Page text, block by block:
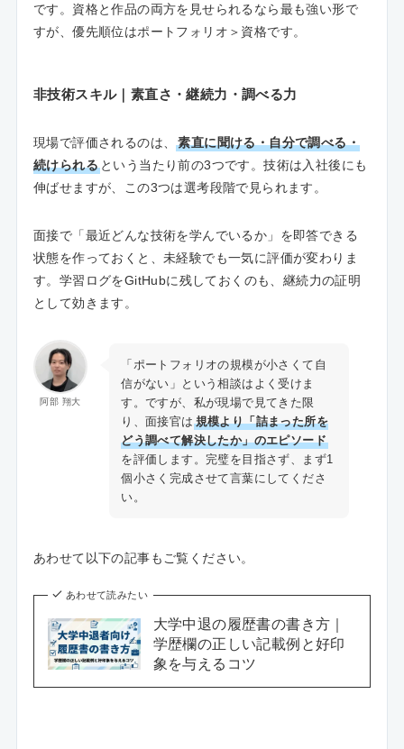
です。資格と作品の両方を見せられるなら最も強い形で
すが、優先順位はポートフォリオ＞資格です。
非技術スキル｜素直さ・継続力・調べる力
現場で評価されるのは、素直に聞ける・自分で調べる・
続けられるという当たり前の3つです。技術は入社後にも
伸ばせますが、この3つは選考段階で見られます。
面接で「最近どんな技術を学んでいるか」を即答できる
状態を作っておくと、未経験でも一気に評価が変わりま
す。学習ログをGitHubに残しておくのも、継続力の証明
として効きます。
阿部 翔大
「ポートフォリオの規模が小さくて自
信がない」という相談はよく受けま
す。ですが、私が現場で見てきた限
り、面接官は 規模より「詰まった所を
どう調べて解決したか」のエピソード
を評価します。完璧を目指さず、まず1
個小さく完成させて言葉にしてくださ
い。
あわせて以下の記事もご覧ください。
あわせて読みたい
大学中退の履歴書の書き方｜
学歴欄の正しい記載例と好印
象を与えるコツ